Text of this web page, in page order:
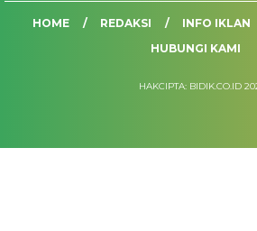
HOME REDAKSI INFO IKLAN
HUBUNGI KAMI
HAKCIPTA: BIDIK.CO.ID